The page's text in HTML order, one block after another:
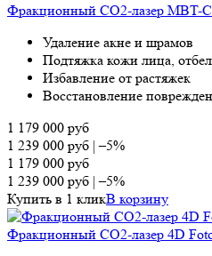
Фракционный СО2-лазер MBT-
Удаление акне и шрамов
Подтяжка кожи лица,
Избавление от растяжек
Восстановление
1 179 000 руб
1 239 000 руб |–5%
1 179 000 руб
1 239 000 руб |–5%
Купить в 1 кликВ корзину
Фракционный СО2-лазер 4D